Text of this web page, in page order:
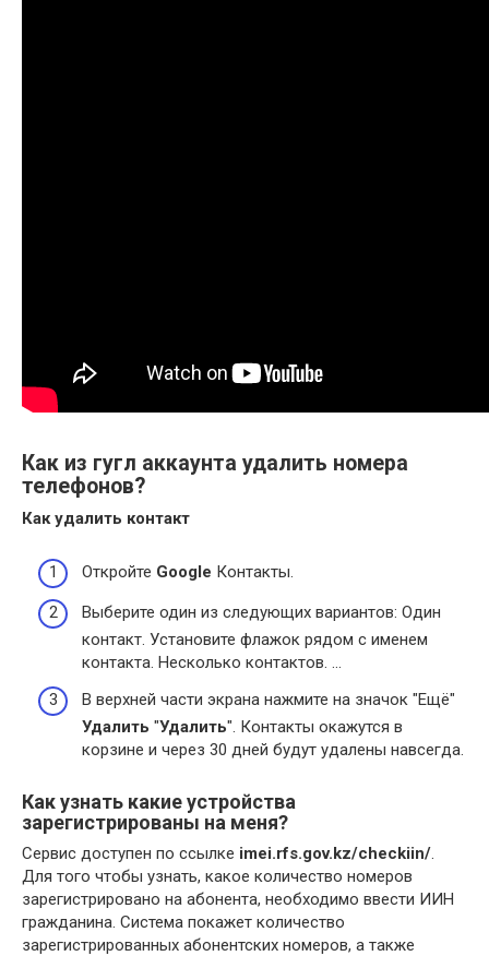
Как из гугл аккаунта удалить номера
телефонов?
Какудалить контакт
Откройте Google Контакты.
Выберите один из следующих вариантов: Один
контакт. Установите флажок рядом с именем
контакта. Несколько контактов. …
В верхней части экрана нажмите на значок "Ещё"
Удалить "Удалить". Контакты окажутся в
корзине и через 30 дней будут удалены навсегда.
Как узнать какие устройства
зарегистрированы на меня?
Сервис доступен по ссылке imei.rfs.gov.kz/checkiin/.
Для того чтобы узнать, какое количество номеров
зарегистрировано на абонента, необходимо ввести ИИН
гражданина. Система покажет количество
зарегистрированных абонентских номеров, а также